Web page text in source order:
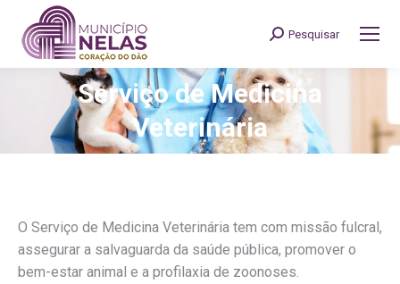
Search:
Pesquisar
Serviço de Medicina
Veterinária
You are here:
O Serviço de Medicina Veterinária tem com missão fulcral,
assegurar a salvaguarda da saúde pública, promover o
bem-estar animal e a profilaxia de zoonoses.